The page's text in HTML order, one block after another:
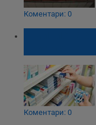
Коментари: 0
Коментари: 0